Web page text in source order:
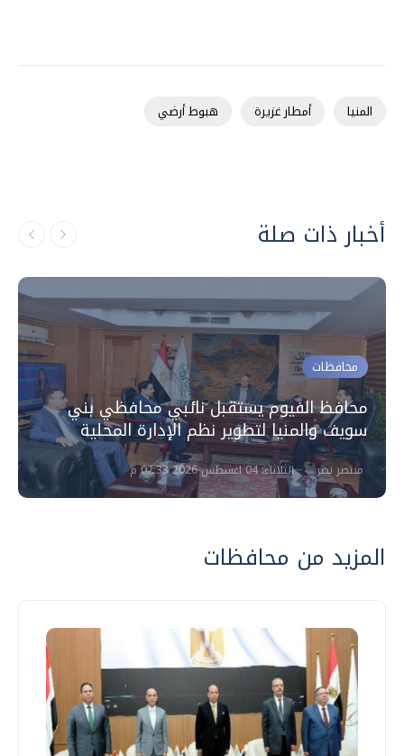
المنيا أمطار غزيرة هبوط أرضي
أخبار ذات صلة
محافظات
محافظ الفيوم يستقبل نائبي محافظي بني
سويف والمنيا لتطوير نظم الإدارة المحلية
منتصر نضر الثلاثاء، 04 اغسطس 2026 02:33 م
المزيد من محافظات